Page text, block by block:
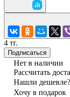
4 тг.
Подписаться
Нет в наличии
Рассчитать
Нашли дешевле?
Хочу в подарок